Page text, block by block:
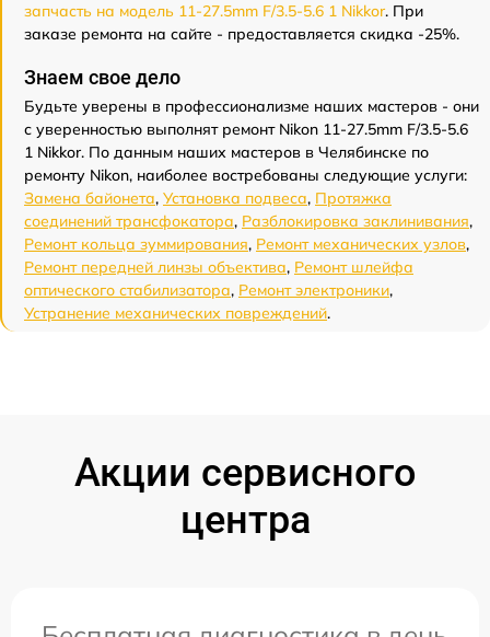
запчасть на модель 11-27.5mm F/3.5-5.6 1 Nikkor. При
заказе ремонта на сайте - предоставляется скидка -25%.
Знаем свое дело
Будьте уверены в профессионализме наших мастеров - они
с уверенностью выполнят ремонт Nikon 11-27.5mm F/3.5-5.6
1 Nikkor. По данным наших мастеров в Челябинске по
ремонту Nikon, наиболее востребованы следующие услуги:
Замена байонета, Установка подвеса, Протяжка
соединений трансфокатора, Разблокировка заклинивания,
Ремонт кольца зуммирования, Ремонт механических узлов,
Ремонт передней линзы объектива, Ремонт шлейфа
оптического стабилизатора, Ремонт электроники,
Устранение механических повреждений.
Акции сервисного
центра